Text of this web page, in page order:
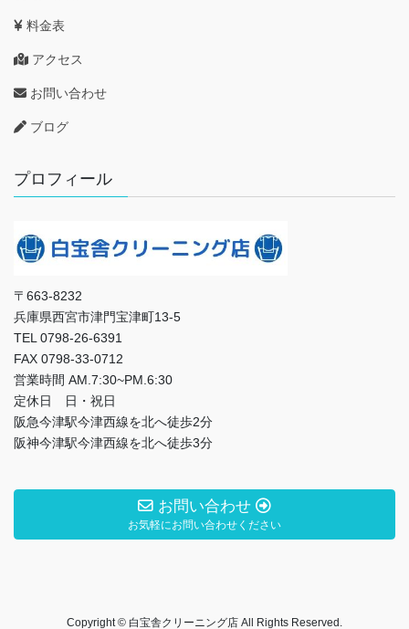
料金表
アクセス
お問い合わせ
ブログ
プロフィール
〒663-8232
兵庫県西宮市津門宝津町13-5
TEL 0798-26-6391
FAX 0798-33-0712
営業時間 AM.7:30~PM.6:30
定休日 日・祝日
阪急今津駅今津西線を北へ徒歩2分
阪神今津駅今津西線を北へ徒歩3分
お問い合わせ
お気軽にお問い合わせください
Copyright © 白宝舎クリーニング店 All Rights Reserved.